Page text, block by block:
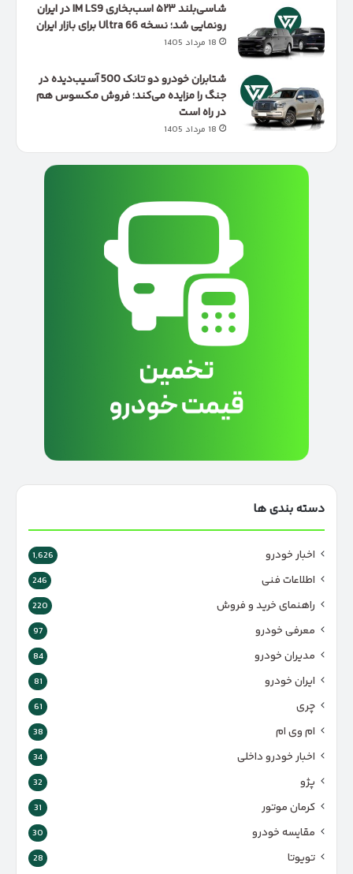
شاسی‌بلند ۵۲۳ اسب‌بخاری IM LS9 در ایران
رونمایی شد؛ نسخه 66 Ultra برای بازار ایران
18 مرداد 1405
شتابران خودرو دو تانک 500 آسیب‌دیده در
جنگ را مزایده می‌کند؛ فروش مکسوس هم
در راه است
18 مرداد 1405
دسته بندی ها
اخبار خودرو 1,626
اطلاعات فنی 246
راهنمای خرید و فروش 220
معرفی خودرو 97
مدیران خودرو 84
ایران خودرو 81
چری 61
ام وی ام 38
اخبار خودرو داخلی 34
پژو 32
کرمان موتور 31
مقایسه خودرو 30
تویوتا 28